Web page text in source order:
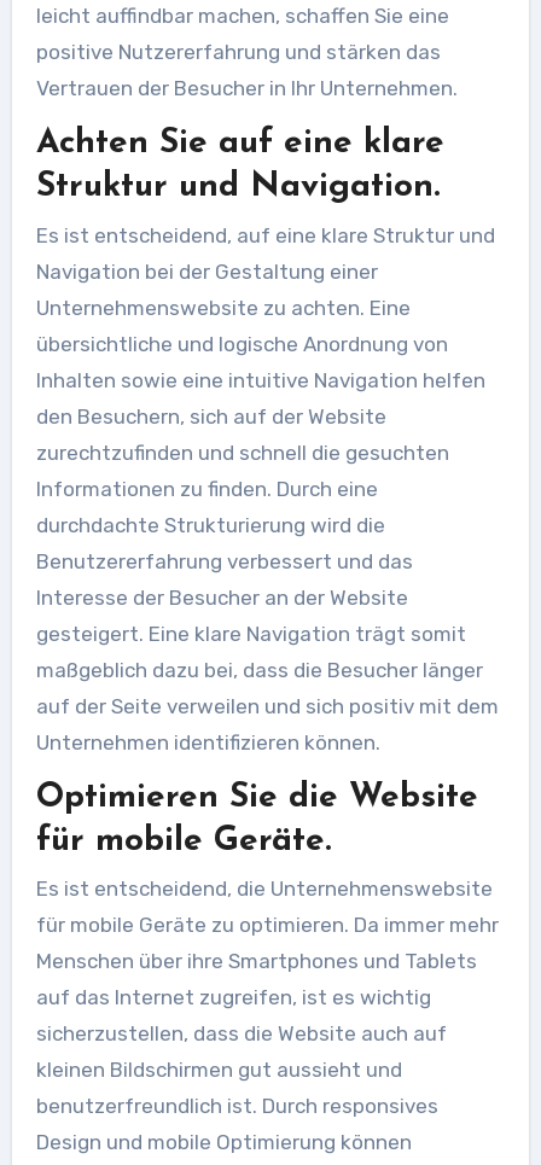
leicht auffindbar machen, schaffen Sie eine
positive Nutzererfahrung und stärken das
Vertrauen der Besucher in Ihr Unternehmen.
Achten Sie auf eine klare
Struktur und Navigation.
Es ist entscheidend, auf eine klare Struktur und
Navigation bei der Gestaltung einer
Unternehmenswebsite zu achten. Eine
übersichtliche und logische Anordnung von
Inhalten sowie eine intuitive Navigation helfen
den Besuchern, sich auf der Website
zurechtzufinden und schnell die gesuchten
Informationen zu finden. Durch eine
durchdachte Strukturierung wird die
Benutzererfahrung verbessert und das
Interesse der Besucher an der Website
gesteigert. Eine klare Navigation trägt somit
maßgeblich dazu bei, dass die Besucher länger
auf der Seite verweilen und sich positiv mit dem
Unternehmen identifizieren können.
Optimieren Sie die Website
für mobile Geräte.
Es ist entscheidend, die Unternehmenswebsite
für mobile Geräte zu optimieren. Da immer mehr
Menschen über ihre Smartphones und Tablets
auf das Internet zugreifen, ist es wichtig
sicherzustellen, dass die Website auch auf
kleinen Bildschirmen gut aussieht und
benutzerfreundlich ist. Durch responsives
Design und mobile Optimierung können